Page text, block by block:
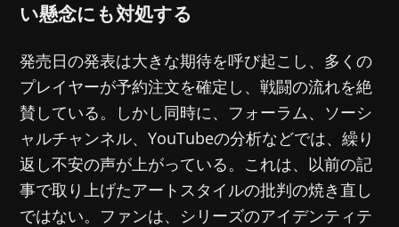
い懸念にも対処する
発売日の発表は大きな期待を呼び起こし、多くの
プレイヤーが予約注文を確定し、戦闘の流れを絶
賛している。しかし同時に、フォーラム、ソーシ
ャルチャンネル、YouTubeの分析などでは、繰り
返し不安の声が上がっている。これは、以前の記
事で取り上げたアートスタイルの批判の焼き直し
ではない。ファンは、シリーズのアイデンティテ